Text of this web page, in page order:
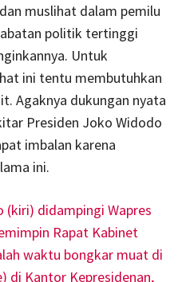
muslihat dalam pemilu
politik tertinggi
Untuk
ini tentu membutuhkan
Agaknya dukungan nyata
Presiden Joko Widodo
imbalan karena
ini.